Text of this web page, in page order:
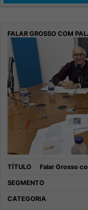
Falar Grosso